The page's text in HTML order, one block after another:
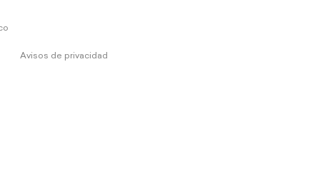
Avisos de privacidad